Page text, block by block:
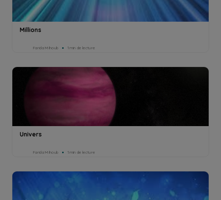
Millions
Farida Mihoub 1min de lecture
Univers
Farida Mihoub 1min de lecture